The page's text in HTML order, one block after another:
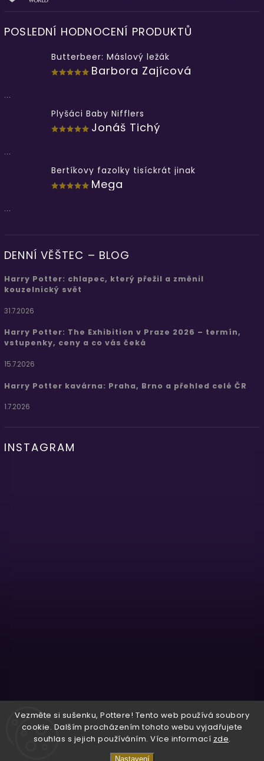
Vezměte si sušenku, Pottere! Tento web používá soubory
cookie. Dalším procházením tohoto webu vyjadřujete
souhlas s jejich používáním. Více informací zde.
Nastavení
POSLEDNÍ HODNOCENÍ PRODUKTŮ
Butterbeer: Máslový ležák
Barbora Zajícová
...
Plyšáci Baby Nifflers
Jonáš Tichý
...
Bertíkovy fazolky tisíckrát jinak
Mega
...
DENNÍ VĚŠTEC – BLOG
Harry Potter: chlapec, který přežil a změnil
kouzelnický svět
31.7.2026
Harry Potter: The Exhibition v Praze 2026 – termín,
vstupenky, ceny a co vás čeká
15.7.2026
Harry Potter kavárna: Praha, Brno a přehled celé ČR
1.7.2026
INSTAGRAM
Sledovat na Instagramu
Copyright 2026Wizardo. Všechna práva vyhrazena.